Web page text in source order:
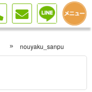
nouyaku_sanpu